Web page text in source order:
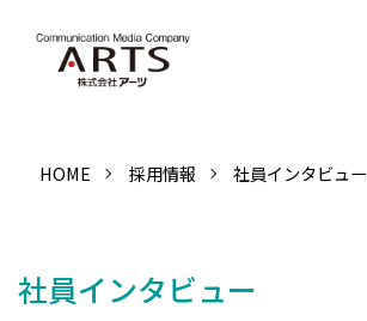
HOME 採用情報 社員インタビュー
社員インタビュー